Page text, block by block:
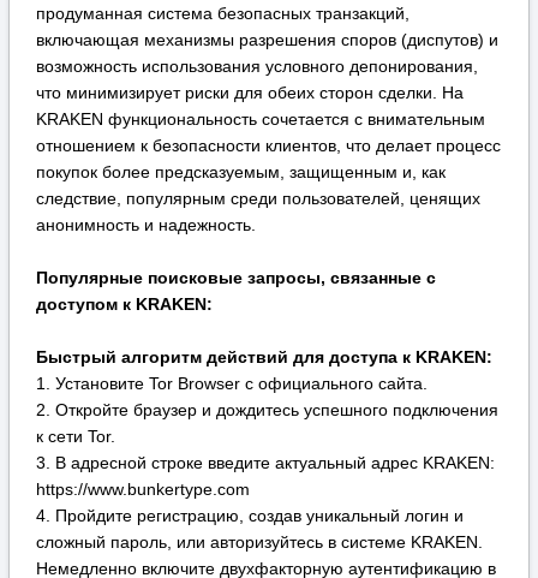
Популярные поисковые запросы, связанные с
доступом к KRAKEN:
Быстрый алгоритм действий для доступа к KRAKEN:
1. Установите Tor Browser с официального сайта.
2. Откройте браузер и дождитесь успешного подключения
к сети Tor.
3. В адресной строке введите актуальный адрес KRAKEN:
https://www.bunkertype.com
сложный пароль, или авторизуйтесь в системе KRAKEN.
Немедленно включите двухфакторную аутентификацию в
Для максимальной анонимности рассмотрите
возможность использования VPN-сервиса перед запуском
Tor Browser.
Всегда проверяйте репутацию продавца по отзывам и
рейтингу перед совершением сделки на KRAKEN.
РєСЂР°РєРµРЅ РѕРЅРёРѕРЅ СЃСЃС‹Р»РєСѓ
РєСЂР°РєРµРЅ onion СЃСЃС‹Р»РєР°